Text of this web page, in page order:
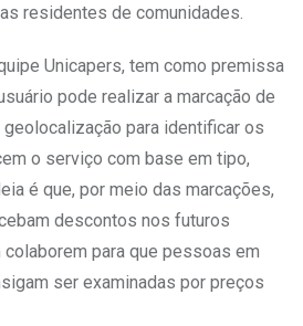
residentes de comunidades.
Unicapers, tem como premissa
pode realizar a marcação de
para identificar os
o serviço com base em tipo,
é que, por meio das marcações,
descontos nos futuros
para que pessoas em
ser examinadas por preços